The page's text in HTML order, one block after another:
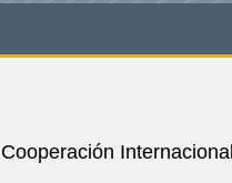
Cooperación Internacional